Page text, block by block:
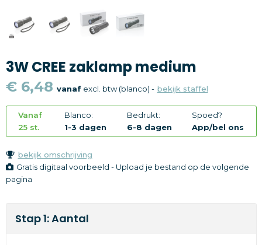
Textiel
Thema
Merken
3W CREE zaklamp medium
€ 6,48 vanafexcl. btw (blanco) - bekijk staffel
Vanaf
25 st.
Blanco:
1-3 dagen
Bedrukt:
6-8 dagen
Spoed?
App/bel ons
bekijk omschrijving
Gratis digitaal voorbeeld - Upload je bestand op de volgende
pagina
Stap 1: Aantal